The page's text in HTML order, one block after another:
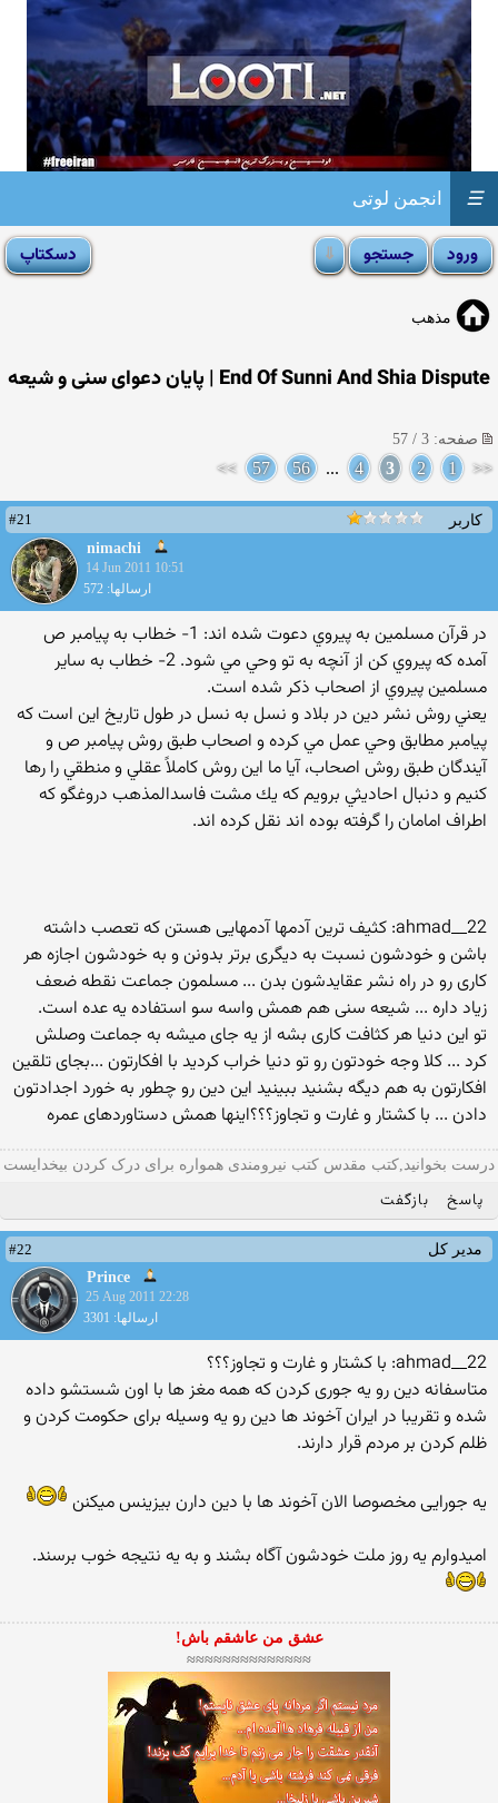
انجمن لوتی ☰
مذهب
End Of Sunni And Shia Dispute | پایان دعوای سنی و شیعه
صفحه: 3 / 57
<<
1
2
3
4
...
56
57
>>
کاربر
#21
nimachi
14 Jun 2011 10:51
ارسالها: 572
در قرآن مسلمين به پيروي دعوت شده اند: 1- خطاب به پيامبر ص
آمده كه پيروي كن از آنچه به تو وحي مي شود. 2- خطاب به ساير
مسلمين پيروي از اصحاب ذكر شده است.
يعني روش نشر دين در بلاد و نسل به نسل در طول تاريخ اين است كه
پيامبر مطابق وحي عمل مي كرده و اصحاب طبق روش پيامبر ص و
آيندگان طبق روش اصحاب، آيا ما اين روش كاملاً عقلي و منطقي را رها
كنيم و دنبال احاديثي برويم كه يك مشت فاسدالمذهب دروغگو كه
اطراف امامان را گرفته بوده اند نقل كرده اند.
ahmad__22: كثیف ترین آدمها آدمهایی هستن كه تعصب داشته
باشن و خودشون نسبت به دیگری برتر بدونن و به خودشون اجازه هر
كاری رو در راه نشر عقایدشون بدن ... مسلمون جماعت نقطه ضعف
زیاد داره ... شیعه سنی هم همش واسه سو استفاده یه عده است.
تو این دنیا هر كثافت كاری بشه از یه جای میشه به جماعت وصلش
كرد ... كلا وجه خودتون رو تو دنیا خراب كردید با افكارتون ...بجای تلقین
افكارتون به هم دیگه بشنید ببینید این دین رو چطور به خورد اجدادتون
دادن ... با كشتار و غارت و تجاوز؟؟؟اینها همش دستاوردهای عمره
درست بخوانید,کتب مقدس کتب نیرومندی همواره برای درک کردن بیخدایست
پاسخ بازگفت
مدیر کل
#22
Prince
25 Aug 2011 22:28
ارسالها: 3301
ahmad__22: با كشتار و غارت و تجاوز؟؟؟
متاسفانه دین رو یه جوری كردن كه همه مغز ها با اون شستشو داده
شده و تقریبا در ایران آخوند ها دین رو یه وسیله برای حكومت كردن و
ظلم كردن بر مردم قرار دارند.
یه جورایی مخصوصا الان آخوند ها با دین دارن بیزینس میكنن
امیدوارم یه روز ملت خودشون آگاه بشند و به یه نتیجه خوب برسند.
عشق من عاشقم باش!
≈≈≈≈≈≈≈≈≈≈≈≈≈≈